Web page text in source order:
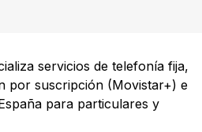
servicios de telefonía fija,
por suscripción (Movistar+) e
para particulares y